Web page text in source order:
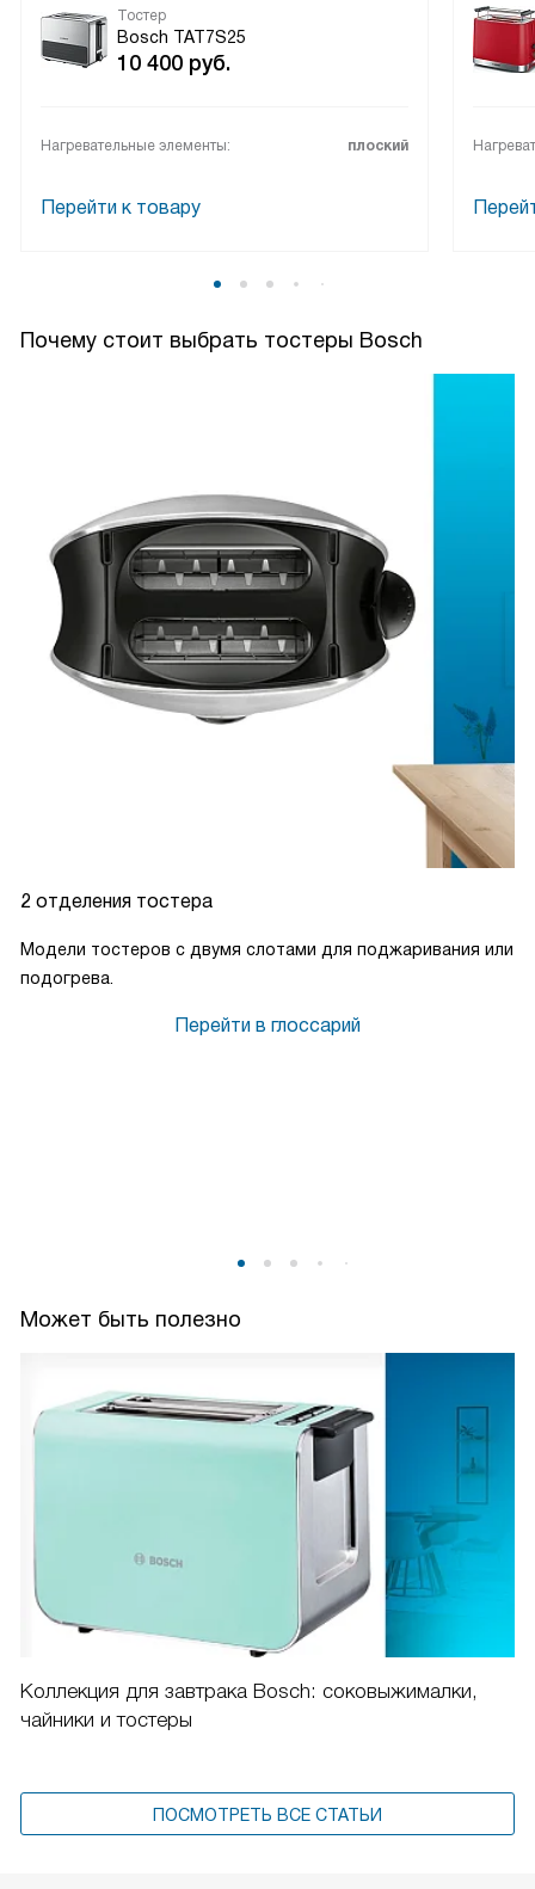
Может быть полезно
Коллекция для завтрака Bosch: соковыжималки,
чайники и тостеры
ПОСМОТРЕТЬ ВСЕ СТАТЬИ
Тостер
Bosch TAT7S25
10 400 руб.
Нагревательные элементы: плоский
Перейти к товару
Почему стоит выбрать тостеры Bosch
2 отделения тостера
Модели тостеров с двумя слотами для поджаривания или
подогрева.
Перейти в глоссарий